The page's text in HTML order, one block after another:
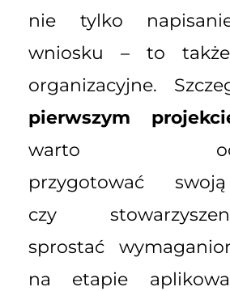
nie tylko
wniosku – to
organizacyjne.
pierwszym
warto
przygotować
czy
sprostać
na etapie